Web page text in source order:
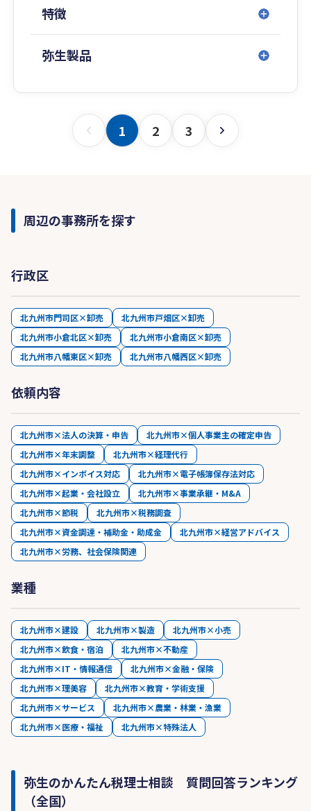
特徴
弥生製品
1 2 3
周辺の事務所を探す
行政区
北九州市門司区×卸売
北九州市戸畑区×卸売
北九州市小倉北区×卸売
北九州市小倉南区×卸売
北九州市八幡東区×卸売
北九州市八幡西区×卸売
依頼内容
北九州市×法人の決算・申告
北九州市×個人事業主の確定申告
北九州市×年末調整
北九州市×経理代行
北九州市×インボイス対応
北九州市×電子帳簿保存法対応
北九州市×起業・会社設立
北九州市×事業承継・M&A
北九州市×節税
北九州市×税務調査
北九州市×資金調達・補助金・助成金
北九州市×経営アドバイス
北九州市×労務、社会保険関連
業種
北九州市×建設 北九州市×製造
北九州市×小売
北九州市×飲食・宿泊
北九州市×不動産
北九州市×IT・情報通信
北九州市×金融・保険
北九州市×理美容
北九州市×教育・学術支援
北九州市×サービス
北九州市×農業・林業・漁業
北九州市×医療・福祉
北九州市×特殊法人
弥生のかんたん税理士相談 質問回答ランキング
（全国）